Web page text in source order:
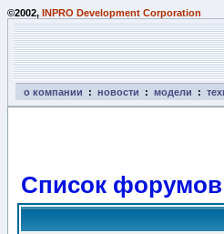
©2002, INPRO Development Corporation
о компании : новости : модели :
Список